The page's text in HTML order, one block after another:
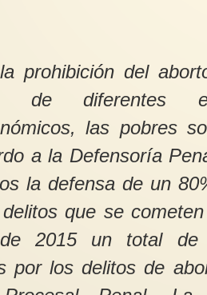
prohibición del
de diferentes
las pobres
a la Defensoría
la defensa de un
que se
2015 un total de
por los delitos de
VIOLENCIA
Hace varios días
comentar algo así